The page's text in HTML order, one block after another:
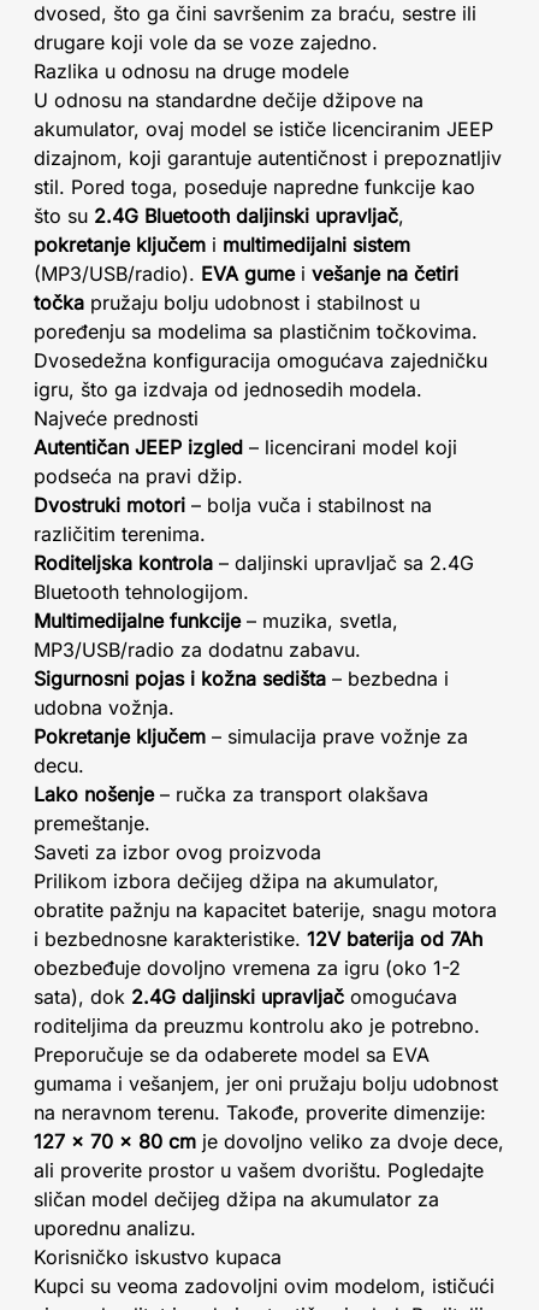
dvosed, što ga čini savršenim za braću, sestre ili
drugare koji vole da se voze zajedno.
Razlika u odnosu na druge modele
U odnosu na standardne dečije džipove na
akumulator, ovaj model se ističe licenciranim JEEP
dizajnom, koji garantuje autentičnost i prepoznatljiv
stil. Pored toga, poseduje napredne funkcije kao
što su 2.4G Bluetooth daljinski upravljač,
pokretanje ključem i multimedijalni sistem
(MP3/USB/radio). EVA gumei vešanje na četiri
točka pružaju bolju udobnost i stabilnost u
poređenju sa modelima sa plastičnim točkovima.
Dvosedežna konfiguracija omogućava zajedničku
igru, što ga izdvaja od jednosedih modela.
Najveće prednosti
Autentičan JEEP izgled – licencirani model koji
podseća na pravi džip.
Dvostruki motori – bolja vuča i stabilnost na
različitim terenima.
Roditeljska kontrola – daljinski upravljač sa 2.4G
Bluetooth tehnologijom.
Multimedijalne funkcije– muzika, svetla,
MP3/USB/radio za dodatnu zabavu.
Sigurnosni pojas i kožna sedišta – bezbedna i
udobna vožnja.
Pokretanje ključem – simulacija prave vožnje za
decu.
Lako nošenje– ručka za transport olakšava
premeštanje.
Saveti za izbor ovog proizvoda
Prilikom izbora dečijeg džipa na akumulator,
obratite pažnju na kapacitet baterije, snagu motora
i bezbednosne karakteristike. 12V baterija od 7Ah
obezbeđuje dovoljno vremena za igru (oko 1-2
sata), dok 2.4G daljinski upravljač omogućava
roditeljima da preuzmu kontrolu ako je potrebno.
Preporučuje se da odaberete model sa EVA
gumama i vešanjem, jer oni pružaju bolju udobnost
na neravnom terenu. Takođe, proverite dimenzije:
127 × 70 × 80 cm je dovoljno veliko za dvoje dece,
ali proverite prostor u vašem dvorištu. Pogledajte
sličan model dečijeg džipa na akumulator za
uporednu analizu.
Korisničko iskustvo kupaca
Kupci su veoma zadovoljni ovim modelom, ističući